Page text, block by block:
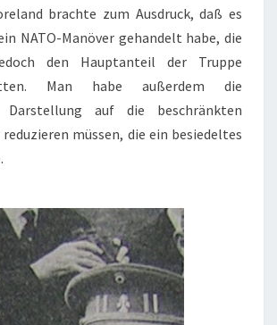
brachte zum Ausdruck, daß es
NATO-Manöver gehandelt habe, die
den Hauptanteil der Truppe
Man habe außerdem die
Darstellung auf die beschränkten
müssen, die ein besiedeltes